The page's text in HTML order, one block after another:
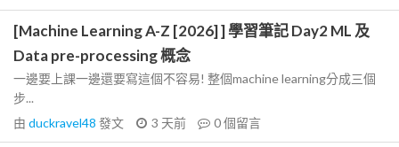
[Machine Learning A-Z [2026] ] 學習筆記 Day2 ML 及
Data pre-processing 概念
一邊要上課一邊還要寫這個不容易! 整個machine learning分成三個
步...
由 duckravel48 發文 3 天前 0個留言